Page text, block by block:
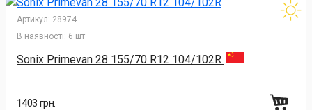
Артикул: 28974
В наявності: 6 шт
Sonix Primevan 28 155/70 R12 104/102R
1403 грн.